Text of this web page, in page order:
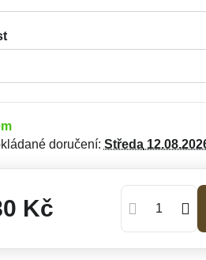
doručení: Středa
Kč